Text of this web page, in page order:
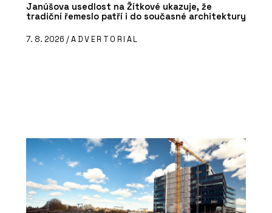
Janúšova usedlost na Žítkové ukazuje, že
tradiční řemeslo patří i do současné architektury
7. 8. 2026 /ADVERTORIAL